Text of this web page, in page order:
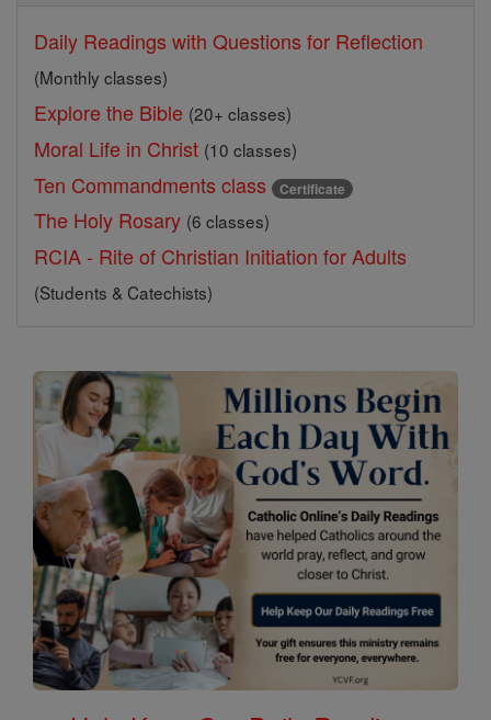
Daily Readings with Questions for Reflection
(Monthly classes)
Explore the Bible (20+ classes)
Moral Life in Christ (10 classes)
Ten Commandments class Certificate
The Holy Rosary (6 classes)
RCIA - Rite of Christian Initiation for Adults
(Students & Catechists)